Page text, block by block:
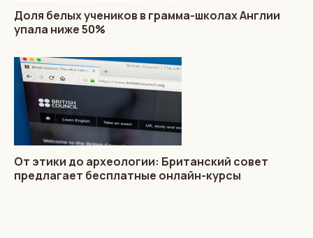
Доля белых учеников в грамма-школах Англии
упала ниже 50%
От этики до археологии: Британский совет
предлагает бесплатные онлайн-курсы